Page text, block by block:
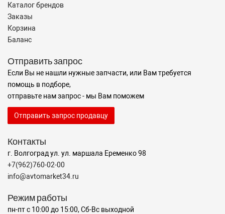
Каталог брендов
Заказы
Корзина
Баланс
Отправить запрос
Если Вы не нашли нужные запчасти, или Вам требуется
помощь в подборе,
отправьте нам запрос - мы Вам поможем
Отправить запрос продавцу
Контакты
г. Волгоград ул. ул. маршала Еременко 98
+7(962)760-02-00
info@avtomarket34.ru
Режим работы
пн-пт с 10:00 до 15:00, Сб-Вс выходной